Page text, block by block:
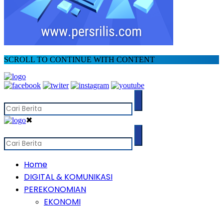
SCROLL TO CONTINUE WITH CONTENT
✖
Home
DIGITAL & KOMUNIKASI
PEREKONOMIAN
EKONOMI